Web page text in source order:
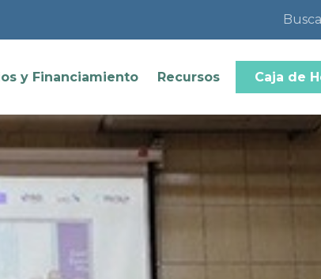
y Financiamiento Recursos Caja de